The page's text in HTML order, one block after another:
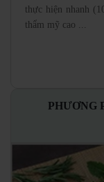
thực hiện nhanh
thẩm mỹ cao ...
PHƯƠNG